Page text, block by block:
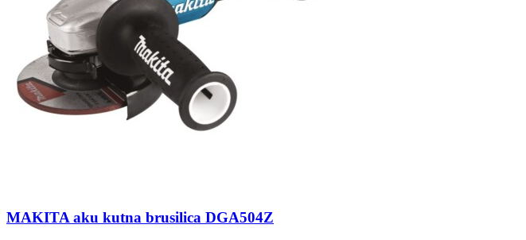
MAKITA aku kutna brusilica DGA504Z